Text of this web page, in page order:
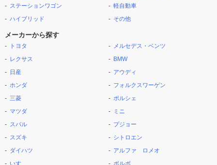
ステーションワゴン
ハイブリッド
軽自動車
その他
メーカーから探す
トヨタ
レクサス
日産
ホンダ
三菱
マツダ
スバル
スズキ
ダイハツ
メルセデス・ベンツ
BMW
アウディ
フォルクスワーゲン
ポルシェ
ミニ
プジョー
シトロエン
アルファ ロメオ